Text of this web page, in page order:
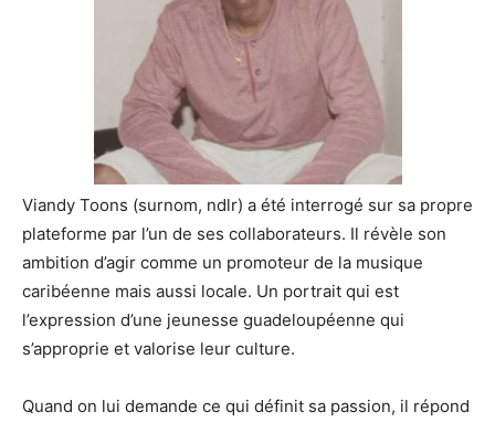
Viandy Toons (surnom, ndlr) a été interrogé sur sa propre
plateforme par l’un de ses collaborateurs. Il révèle son
ambition d’agir comme un promoteur de la musique
caribéenne mais aussi locale. Un portrait qui est
l’expression d’une jeunesse guadeloupéenne qui
s’approprie et valorise leur culture.
Quand on lui demande ce qui définit sa passion, il répond